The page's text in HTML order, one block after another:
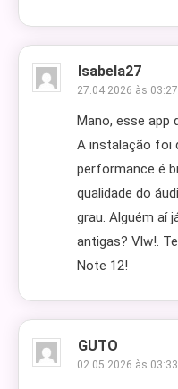
Isabela27
27.04.2026 às 03:27
Mano, esse app
A instalação foi
performance é
qualidade do
grau. Alguém aí
antigas? Vlw!.
Note 12!
GUTO
02.05.2026 às 03:33